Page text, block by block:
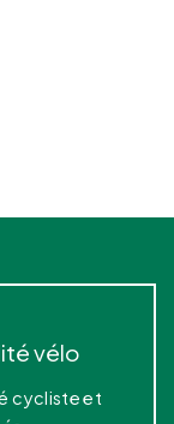
vélo
cycliste et